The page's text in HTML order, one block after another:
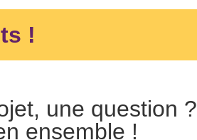
!
une question ?
ensemble !